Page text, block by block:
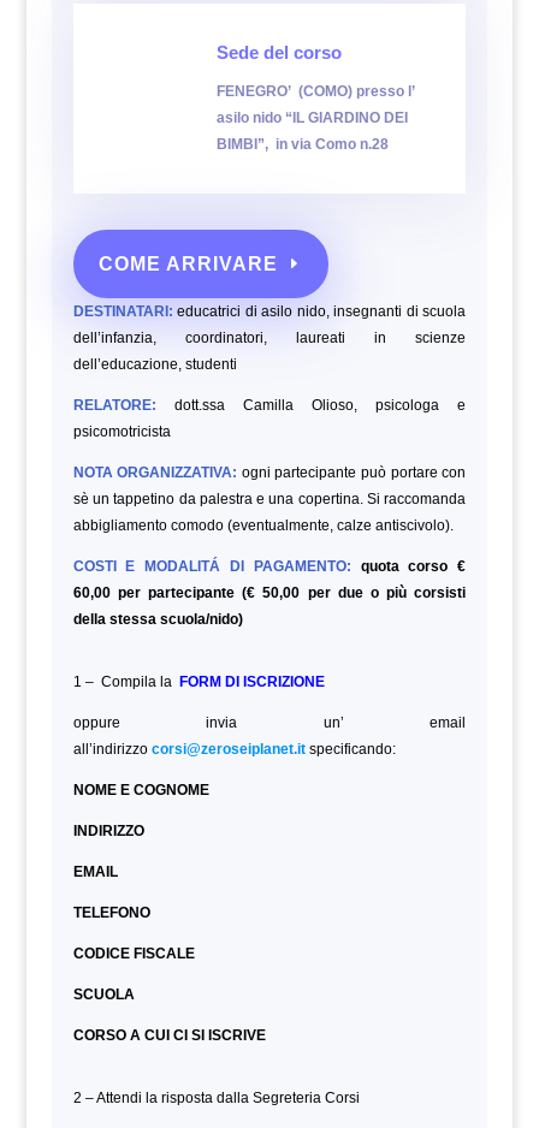
Sede del corso
FENEGRO’ (COMO) presso l’
asilo nido “IL GIARDINO DEI
BIMBI”, in via Como n.28
COME ARRIVARE
DESTINATARI: educatrici di asilo nido, insegnanti di scuola
dell’infanzia, coordinatori, laureati in scienze
dell’educazione, studenti
RELATORE: dott.ssa Camilla Olioso, psicologa e
psicomotricista
NOTA ORGANIZZATIVA: ogni partecipante può portare con
sè un tappetino da palestra e una copertina. Si raccomanda
abbigliamento comodo (eventualmente, calze antiscivolo).
COSTI E MODALITÁ DI PAGAMENTO:
quota corso €
60,00 per partecipante (€ 50,00 per due o più corsisti
della stessa scuola/nido)
1 – Compila la FORM DI ISCRIZIONE
oppure invia un’ email
all’indirizzo corsi@zeroseiplanet.itspecificando:
NOME E COGNOME
INDIRIZZO
EMAIL
TELEFONO
CODICE FISCALE
SCUOLA
CORSO A CUI CI SI ISCRIVE
2 – Attendi la risposta dalla Segreteria Corsi